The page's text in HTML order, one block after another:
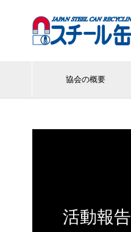
協会の概要
活動報告